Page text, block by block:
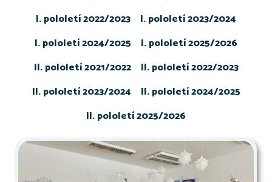
I. pololetí 2022/2023
I. pololetí 2023/2024
I. pololetí 2024/2025
I. pololetí 2025/2026
II. pololetí 2021/2022
II. pololetí 2022/2023
II. pololetí 2023/2024
II. pololetí 2024/2025
II. pololetí 2025/2026